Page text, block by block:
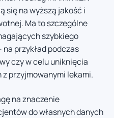
się na wyższą jakość i
Ma to szczególne
szybkiego
przykład podczas
czy w celu uniknięcia
przyjmowanymi lekami.
na znaczenie
do własnych danych